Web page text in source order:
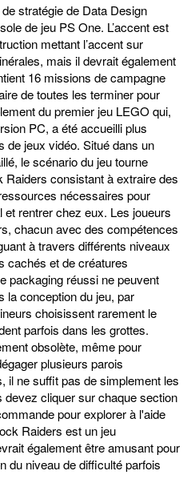
stratégie de Data Design
de jeu PS One. L’accent est
mettant l’accent sur
mais il devrait également
16 missions de campagne
de toutes les terminer pour
du premier jeu LEGO qui,
PC, a été accueilli plus
de jeux vidéo. Situé dans un
le scénario du jeu tourne
consistant à extraire des
nécessaires pour
rentrer chez eux. Les joueurs
chacun avec des compétences
à travers différents niveaux
cachés et de créatures
packaging réussi ne peuvent
la conception du jeu, par
choisissent rarement le
parfois dans les grottes.
obsolète, même pour
plusieurs parois
il ne suffit pas de simplement les
devez cliquer sur chaque section
pour explorer à l'aide
Raiders est un jeu
également être amusant pour
du niveau de difficulté parfois